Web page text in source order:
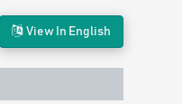
View In English